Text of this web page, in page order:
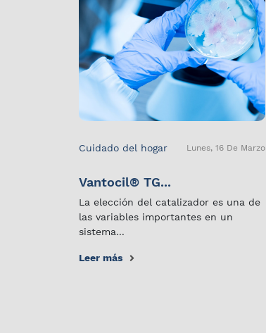
Cuidado del hogar Lunes, 16 De Marzo
Vantocil® TG...
La elección del catalizador es una de
las variables importantes en un
sistema...
Leer más